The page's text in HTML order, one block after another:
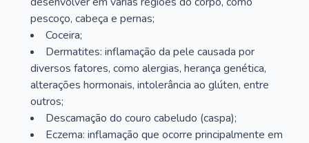
pescoço, cabeça e pernas;
Coceira;
Dermatites: inflamação da pele causada por
diversos fatores, como alergias, herança genética,
alterações hormonais, intolerância ao glúten, entre
outros;
Descamação do couro cabeludo (caspa);
Eczema: inflamação que ocorre principalmente em